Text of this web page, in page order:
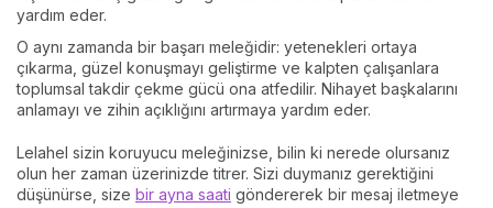
yardım eder.
O aynı zamanda bir başarı meleğidir: yetenekleri ortaya
çıkarma, güzel konuşmayı geliştirme ve kalpten çalışanlara
toplumsal takdir çekme gücü ona atfedilir. Nihayet başkalarını
anlamayı ve zihin açıklığını artırmaya yardım eder.
Lelahel sizin koruyucu meleğinizse, bilin ki nerede olursanız
olun her zaman üzerinizde titrer. Sizi duymanız gerektiğini
düşünürse, size bir ayna saati göndererek bir mesaj iletmeye